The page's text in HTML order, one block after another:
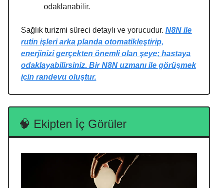
odaklanabilir.
Sağlık turizmi süreci detaylı ve yorucudur. N8N ile
rutin işleri arka planda otomatikleştirip,
enerjinizi gerçekten önemli olan şeye; hastaya
odaklayabilirsiniz. Bir N8N uzmanı ile görüşmek
için randevu oluştur.
🧠 Ekipten İç Görüler